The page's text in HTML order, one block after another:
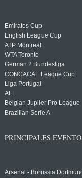
Emirates Cup
English League Cup
ATP Montreal
WTA Toronto
German 2 Bundesliga
CONCACAF League Cup
Liga Portugal
AFL
Belgian Jupiler Pro League
Brazilian Serie A
PRINCIPALES
Arsenal - Borussia